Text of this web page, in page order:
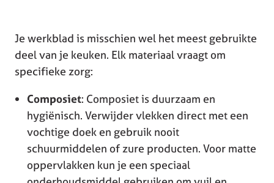
Je werkblad is misschien wel het meest gebruikte
deel van je keuken. Elk materiaal vraagt om
specifieke zorg:
Composiet: Composiet is duurzaam en
hygiënisch. Verwijder vlekken direct met een
vochtige doek en gebruik nooit
schuurmiddelen of zure producten. Voor matte
oppervlakken kun je een speciaal